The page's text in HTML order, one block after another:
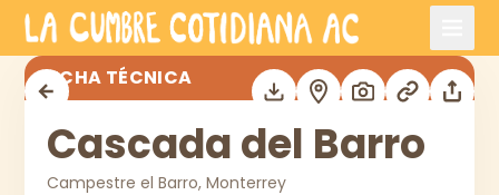
Saltar al contenido principal
Cascada del Barro
FICHA TÉCNICA
Cascada del Barro
Campestre el Barro, Monterrey